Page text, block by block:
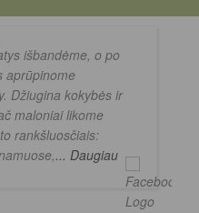
išbandėme, o po
aprūpinome
Džiugina kokybės ir
maloniai likome
rankšluosčiais:
... Daugiau